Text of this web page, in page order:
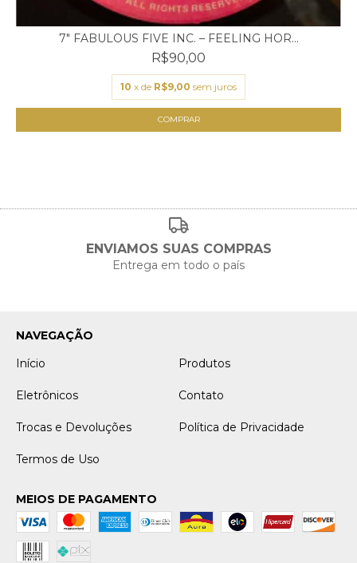
7" FABULOUS FIVE INC. – FEELING HOR...
R$90,00
10 x de R$9,00 sem juros
ENVIAMOS SUAS COMPRAS
Entrega em todo o país
NAVEGAÇÃO
Início
Produtos
Eletrônicos Contato
Trocas e Devoluções Política de Privacidade
Termos de Uso
MEIOS DE PAGAMENTO